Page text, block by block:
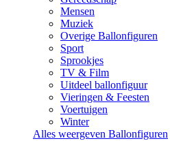
Mensen
Muziek
Overige Ballonfiguren
Sport
Sprookjes
TV & Film
Uitdeel ballonfiguur
Vieringen & Feesten
Voertuigen
Winter
Alles weergeven Ballonfiguren